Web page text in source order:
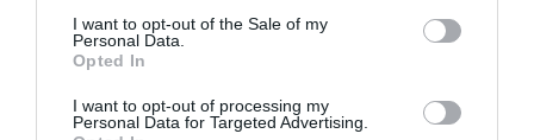
I want to opt-out of the Sale of my
Personal Data.
Opted In
I want to opt-out of processing my
Personal Data for Targeted Advertising.